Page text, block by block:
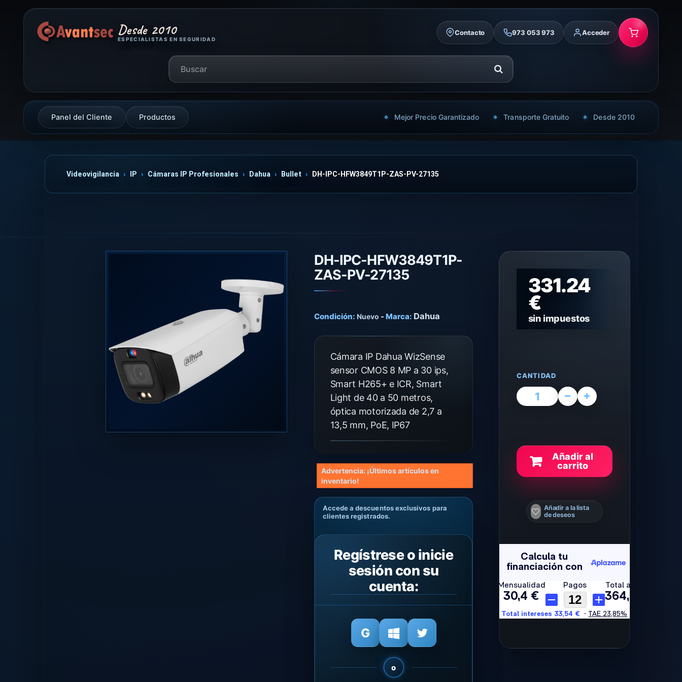
Desde 2010
ESPECIALISTAS EN SEGURIDAD
Contacto 973 053 973 Acceder
Panel del Cliente Productos Mejor Precio Garantizado Transporte Gratuito Desde 2010
Videovigilancia IP Cámaras IP Profesionales Dahua Bullet DH-IPC-HFW3849T1P-ZAS-PV-27135
DH-IPC-HFW3849T1P-
ZAS-PV-27135
Condición: Nuevo - Marca: Dahua
Cámara IP Dahua WizSense
sensor CMOS 8 MP a 30 ips,
Smart H265+ e ICR, Smart
Light de 40 a 50 metros,
óptica motorizada de 2,7 a
13,5 mm, PoE, IP67
Advertencia: ¡Últimos artículos en
inventario!
Accede a descuentos exclusivos para
clientes registrados.
Regístrese o inicie
sesión con su
cuenta:
o
331.24
€
sin impuestos
CANTIDAD
Añadir al
carrito
Añadir a la lista
de deseos